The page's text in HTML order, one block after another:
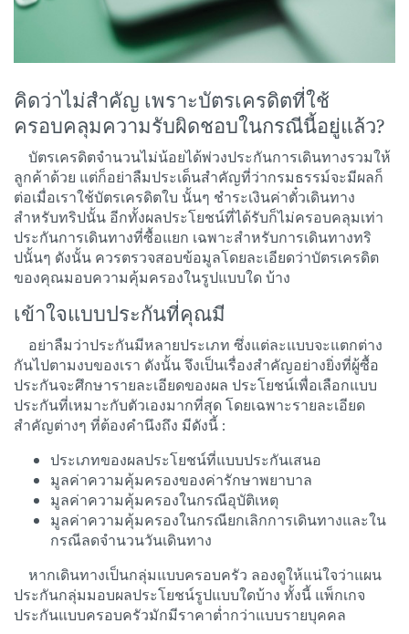
คิดว่าไม่สำคัญ เพราะบัตรเครดิตที่ใช้
ครอบคลุมความรับผิดชอบในกรณีนี้อยู่แล้ว?
บัตรเครดิตจำนวนไม่น้อยได้พ่วงประกันการเดินทางรวมให้
ลูกค้าด้วย แต่ก็อย่าลืมประเด็นสำคัญที่ว่ากรมธรรม์จะมีผลก็
ต่อเมื่อเราใช้บัตรเครดิตใบ นั้นๆ ชำระเงินค่าตั๋วเดินทาง
สำหรับทริปนั้น อีกทั้งผลประโยชน์ที่ได้รับก็ไม่ครอบคลุมเท่า
ประกันการเดินทางที่ซื้อแยก เฉพาะสำหรับการเดินทางทริ
ปนั้นๆ ดังนั้น ควรตรวจสอบข้อมูลโดยละเอียดว่าบัตรเครดิต
ของคุณมอบความคุ้มครองในรูปแบบใด บ้าง
เข้าใจแบบประกันที่คุณมี
อย่าลืมว่าประกันมีหลายประเภท ซึ่งแต่ละแบบจะแตกต่าง
กันไปตามงบของเรา ดังนั้น จึงเป็นเรื่องสำคัญอย่างยิ่งที่ผู้ซื้อ
ประกันจะศึกษารายละเอียดของผล ประโยชน์เพื่อเลือกแบบ
ประกันที่เหมาะกับตัวเองมากที่สุด โดยเฉพาะรายละเอียด
สำคัญต่างๆ ที่ต้องคำนึงถึง มีดังนี้ :
ประเภทของผลประโยชน์ที่แบบประกันเสนอ
มูลค่าความคุ้มครองของค่ารักษาพยาบาล
มูลค่าความคุ้มครองในกรณีอุบัติเหตุ
มูลค่าความคุ้มครองในกรณียกเลิกการเดินทางและใน
กรณีลดจำนวนวันเดินทาง
หากเดินทางเป็นกลุ่มแบบครอบครัว ลองดูให้แน่ใจว่าแผน
ประกันกลุ่มมอบผลประโยชน์รูปแบบใดบ้าง ทั้งนี้ แพ็กเกจ
ประกันแบบครอบครัวมักมีราคาต่ำกว่าแบบรายบุคคล